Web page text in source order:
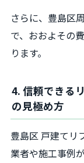
さらに、豊島区
で、おおよその
ります。
4. 信頼できる
の見極め方
豊島区 戸建てリ
業者や施工事例